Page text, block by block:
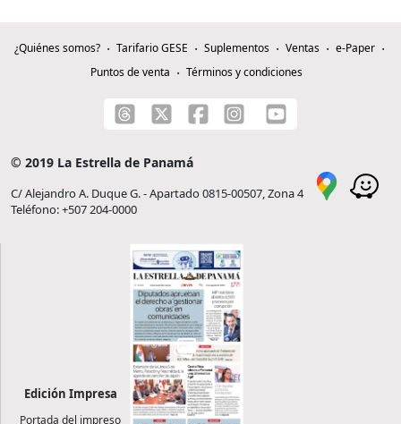
¿Quiénes somos? Tarifario GESE Suplementos Ventas
e-Paper
Puntos de venta
Términos y condiciones
© 2019 La Estrella de Panamá
C/ Alejandro A. Duque G. - Apartado 0815-00507, Zona 4
Teléfono: +507 204-0000
Edición Impresa
Portada del impreso